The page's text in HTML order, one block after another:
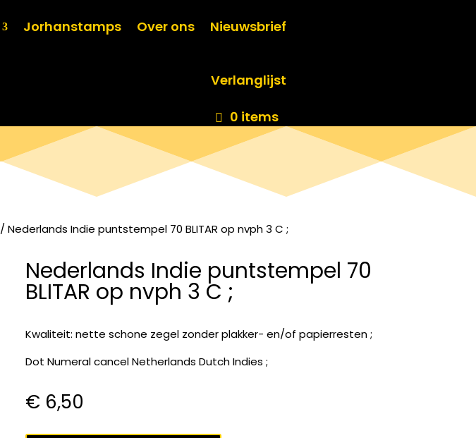
Jorhanstamps Over ons Nieuwsbrief
Verlanglijst
0 items
/ Nederlands Indie puntstempel 70 BLITAR op nvph 3 C ;
Nederlands Indie puntstempel 70
BLITAR op nvph 3 C ;
Kwaliteit: nette schone zegel zonder plakker- en/of papierresten ;
Dot Numeral cancel Netherlands Dutch Indies ;
€ 6,50